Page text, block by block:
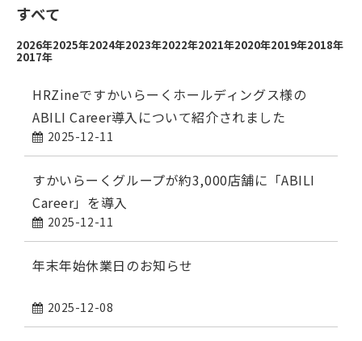
すべて
2026年2025年2024年2023年2022年2021年2020年2019年2018年
2017年
HRZineですかいらーくホールディングス様の
ABILI Career導入について紹介されました
2025-12-11
すかいらーくグループが約3,000店舗に「ABILI
Career」を導入
2025-12-11
年末年始休業日のお知らせ
2025-12-08